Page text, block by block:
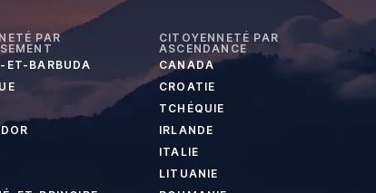
PAR
ET-BARBUDA
CITOYENNETÉ PAR
ASCENDANCE
CANADA
CROATIE
TCHÉQUIE
IRLANDE
ITALIE
LITUANIE